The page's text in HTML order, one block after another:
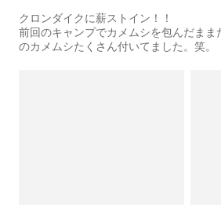
クロンダイクに薪ストイン！！
前回のキャンプでカメムシを包んだまま
のカメムシたくさん付いてました。笑。